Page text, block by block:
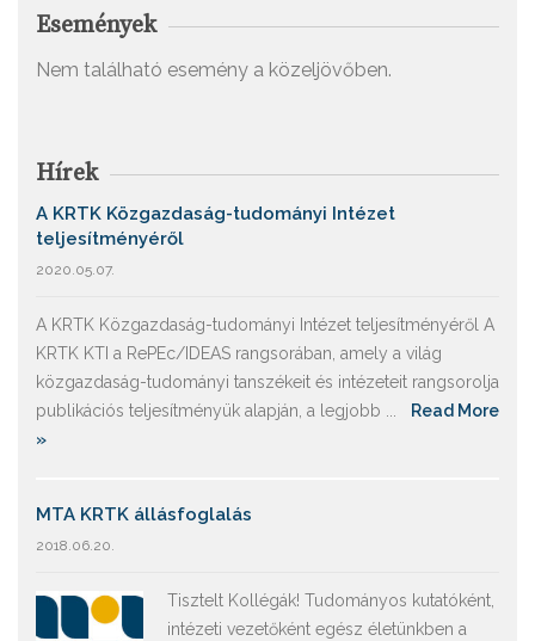
Események
Nem található esemény a közeljövőben.
Hírek
A KRTK Közgazdaság-tudományi Intézet
teljesítményéről
2020.05.07.
A KRTK Közgazdaság-tudományi Intézet teljesítményéről A
KRTK KTI a RePEc/IDEAS rangsorában, amely a világ
közgazdaság-tudományi tanszékeit és intézeteit rangsorolja
publikációs teljesítményük alapján, a legjobb ...
Read More
»
MTA KRTK állásfoglalás
2018.06.20.
Tisztelt Kollégák! Tudományos kutatóként,
intézeti vezetőként egész életünkben a